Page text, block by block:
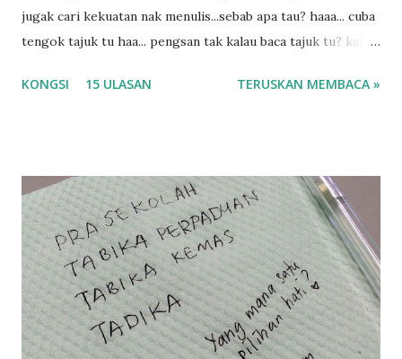
jugak cari kekuatan nak menulis...sebab apa tau? haaa... cuba
tengok tajuk tu haa... pengsan tak kalau baca tajuk tu? kalau
tau? yang sebut tu anak aku....diulangi ANAK AKU ....adoiiii
balik keja aku ajak la shah singgah Giant beli barang
sikit...dalam perjalanan dari dalam kereta tu biasalah kan
kami memang akan pimpin anak-anak jalan sampai masuk
dalam... dan kebiasanya bagi anak 4 macam kami ni bahagi-
bahagi lah siapa nak pimpin siapa... dan biasanya aku akan
dukung adik hadi sambil pimpin kakak husna... yang abg
ngah dengan abg long terserah pada shah la pulak.. tapi
KONGSI 15 ULASAN TERUSKAN MEMBACA »